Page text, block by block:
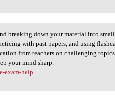
breaking down your material into
with past papers, and using
from teachers on challenging
your mind sharp.
exam-help